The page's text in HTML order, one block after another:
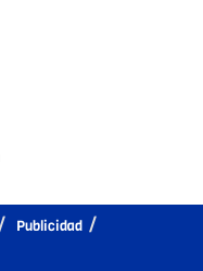
Publicidad